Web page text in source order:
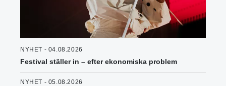
NYHET - 04.08.2026
Festival ställer in – efter ekonomiska problem
NYHET - 05.08.2026